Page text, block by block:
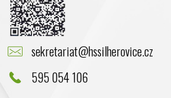
Leden 2023
Prosinec 2022
Listopad 2022
sekretariat@hssilherovice.cz
595 054 106